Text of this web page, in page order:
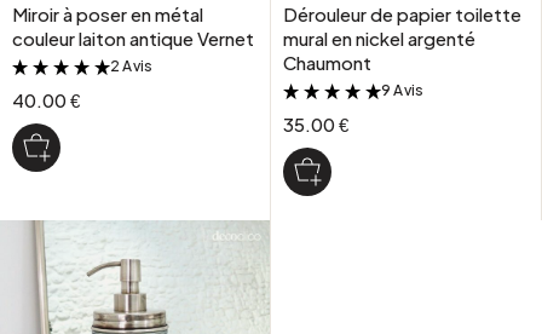
Miroir à poser en métal
couleur laiton antique Vernet
&
2 Avis
40.00 €
Dérouleur de papier toilette
mural en nickel argenté
Chaumont
&
9 Avis
35.00 €